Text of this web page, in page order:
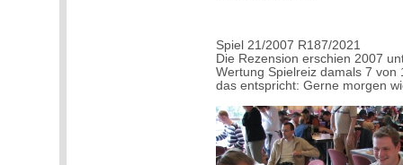
Spiel 21/2007 R187/2021
Die Rezension erschien 2007
Wertung Spielreiz damals 7 von
das entspricht: Gerne morgen